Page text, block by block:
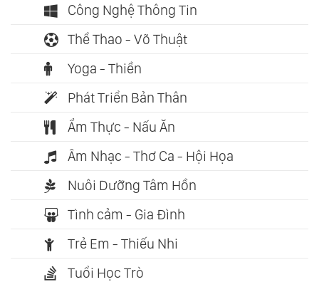
Công Nghệ Thông Tin
Thể Thao - Võ Thuật
Yoga - Thiền
Phát Triển Bản Thân
Ẩm Thực - Nấu Ăn
Âm Nhạc - Thơ Ca - Hội Họa
Nuôi Dưỡng Tâm Hồn
Tình cảm - Gia Đình
Trẻ Em - Thiếu Nhi
Tuổi Học Trò